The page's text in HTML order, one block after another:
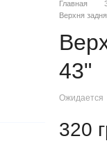
Главная
Верхня
43"
Ожидается
320